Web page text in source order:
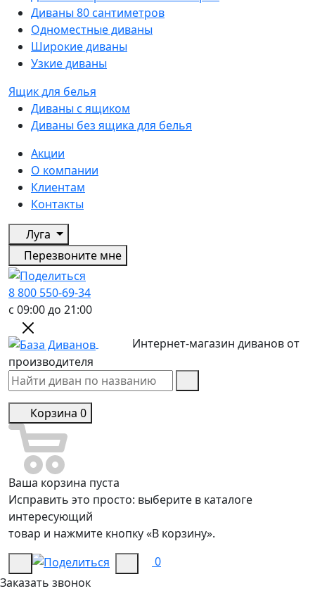
Диваны 80 сантиметров
Одноместные диваны
Широкие диваны
Узкие диваны
Ящик для белья
Диваны с ящиком
Диваны без ящика для белья
Акции
О компании
Клиентам
Контакты
Луга
Перезвоните мне
8 800 550-69-34
с 09:00 до 21:00
Интернет-магазин диванов от
производителя
Корзина 0
Ваша корзина пуста
Исправить это просто: выберите в каталоге
интересующий
товар и нажмите кнопку «В корзину».
0
Заказать звонок